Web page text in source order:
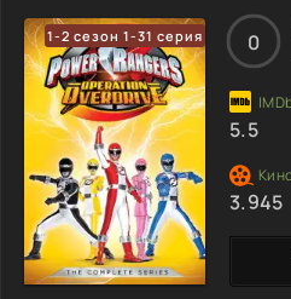
1-2 сезон 1-31 серия 0
5.5
3.945